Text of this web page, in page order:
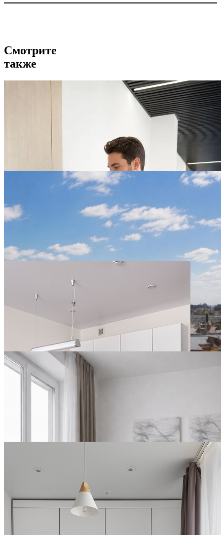
Смотрите
также
ДО 31 АВГУСТА
Лето в YES Марата со
ПОДРОБНЕЕ
ДО 31 ДЕКАБРЯ
-15% на проживание в
ПОДРОБНЕЕ
БЕССРОЧНО
скидки до 35% на
долгосрочную аренду в